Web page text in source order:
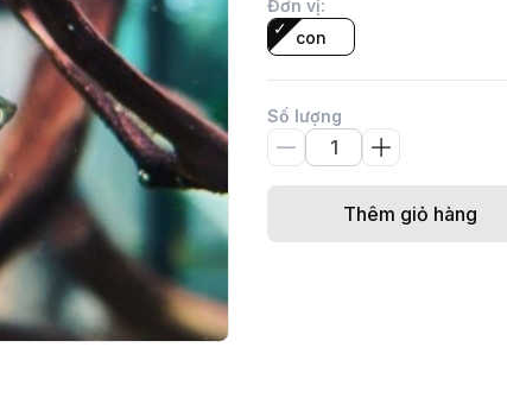
Đơn vị:
con
Số lượng
Thêm giỏ hàng